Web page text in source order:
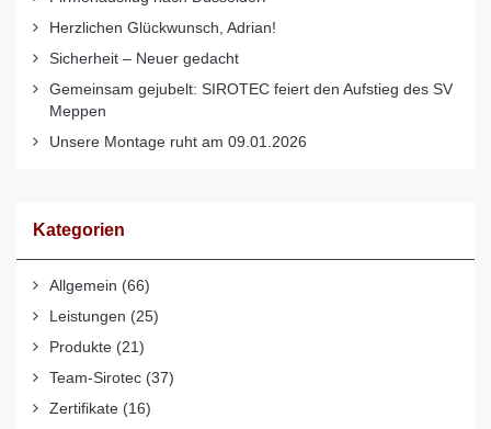
Herzlichen Glückwunsch, Adrian!
Sicherheit – Neuer gedacht
Gemeinsam gejubelt: SIROTEC feiert den Aufstieg des SV
Meppen
Unsere Montage ruht am 09.01.2026
Kategorien
Allgemein (66)
Leistungen (25)
Produkte (21)
Team-Sirotec (37)
Zertifikate (16)